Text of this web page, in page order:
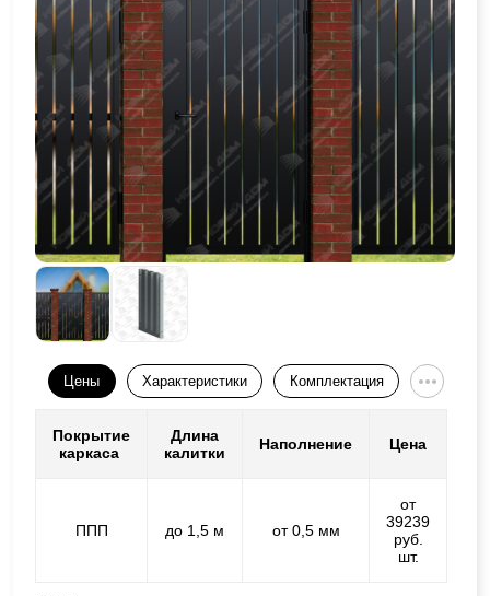
Цены Характеристики Комплектация
Покрытие
каркаса
Длина
калитки
Наполнение Цена
ППП до 1,5 м от 0,5 мм
от
39239
руб.
шт.